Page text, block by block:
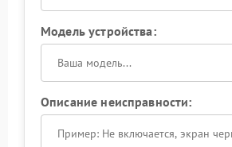
Модель устройства:
Описание неисправности: